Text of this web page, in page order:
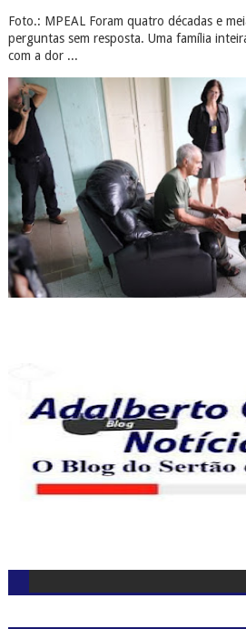
Foto.: MPEAL Foram quatro décadas e
perguntas sem resposta. Uma família
com a dor ...